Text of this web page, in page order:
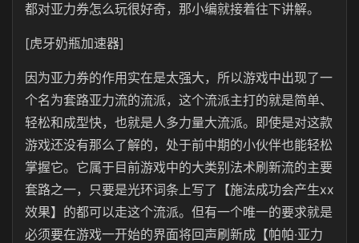
都对亚力券怎么玩很好奇，那小编就接着往下讲解。
[虎牙奶瓶加速器]
因为亚力券的作用实在是太强大，所以游戏中出现了一
个名为套路亚力流的流派，这个流派主打的就是简单、
轻松和成型快，也就是人多力量大流派。即使是对这款
游戏还没有那么了解的，处于前中期的小伙伴也能轻松
掌握它。它属于目前游戏中的大类别法术刷新流的主要
套路之一，只要是光环词条上写了【施法成功会产生xx
效果】的都可以走这个流派。但有一个唯一的要求就是
必须要在游戏一开始的界面将回声刷新成【帕帕·亚力